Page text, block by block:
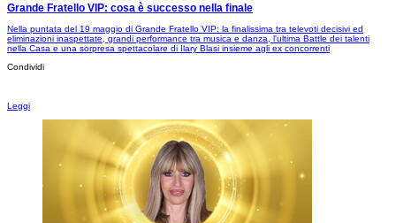
Grande Fratello VIP: cosa è successo nella finale
Nella puntata del 19 maggio di Grande Fratello VIP: la finalissima tra televoti decisivi ed
eliminazioni inaspettate, grandi performance tra musica e danza, l'ultima Battle dei talenti
nella Casa e una sorpresa spettacolare di Ilary Blasi insieme agli ex concorrenti
Condividi
Leggi